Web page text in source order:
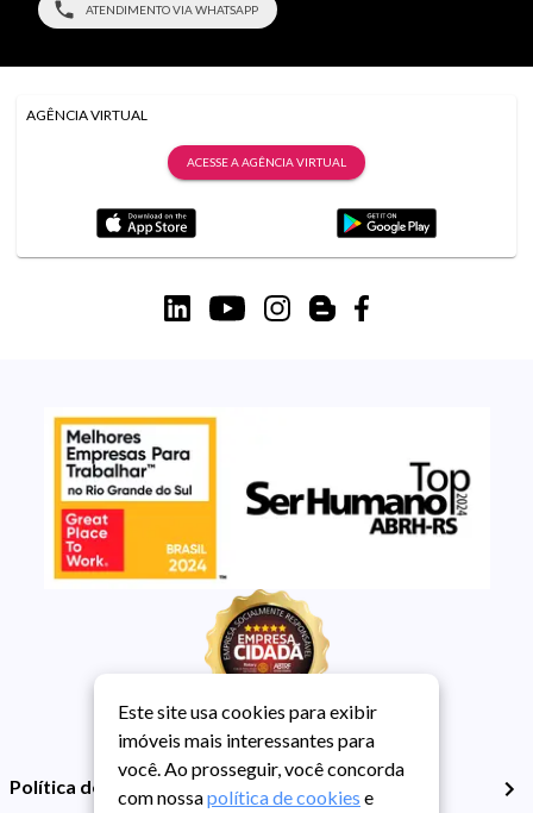
ATENDIMENTO VIA WHATSAPP
AGÊNCIA VIRTUAL
ACESSE A AGÊNCIA VIRTUAL
Política de Privacidade
Este site usa cookies para exibir
imóveis mais interessantes para
você. Ao prosseguir, você concorda
com nossapolítica de cookies e